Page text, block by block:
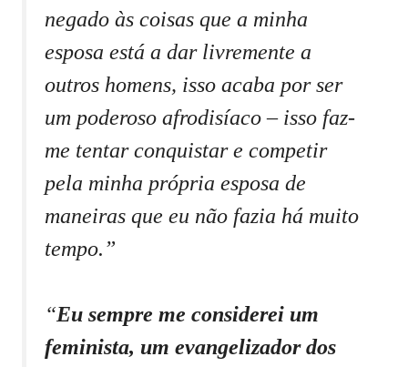
negado às coisas que a minha
esposa está a dar livremente a
outros homens, isso acaba por ser
um poderoso afrodisíaco – isso faz-
me tentar conquistar e competir
pela minha própria esposa de
maneiras que eu não fazia há muito
tempo.”
“Eu sempre me considerei um
feminista, um evangelizador dos